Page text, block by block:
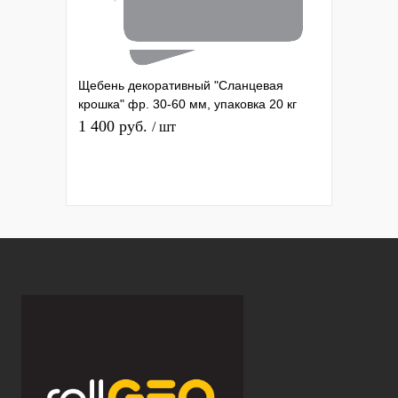
Щебень декоративный "Сланцевая
крошка" фр. 30-60 мм, упаковка 20 кг
1 400 руб. / шт